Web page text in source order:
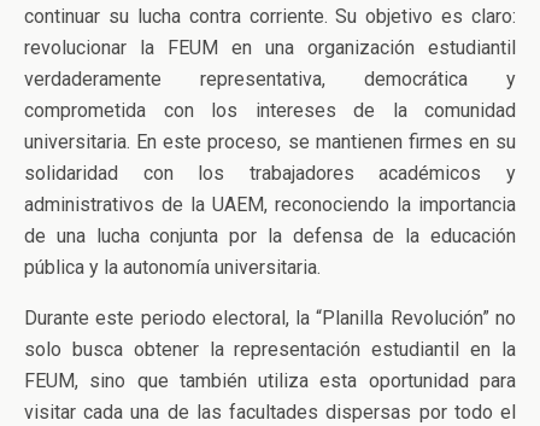
continuar su lucha contra corriente. Su objetivo es claro:
revolucionar la FEUM en una organización estudiantil
verdaderamente representativa, democrática y
comprometida con los intereses de la comunidad
universitaria. En este proceso, se mantienen firmes en su
solidaridad con los trabajadores académicos y
administrativos de la UAEM, reconociendo la importancia
de una lucha conjunta por la defensa de la educación
pública y la autonomía universitaria.
Durante este periodo electoral, la “Planilla Revolución” no
solo busca obtener la representación estudiantil en la
FEUM, sino que también utiliza esta oportunidad para
visitar cada una de las facultades dispersas por todo el